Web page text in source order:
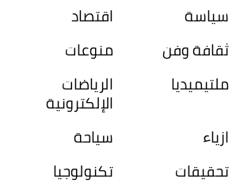
سياسة
اقتصاد
ثقافة وفن
منوعات
ملتيميديا الرياضات
الإلكترونية
ازياء
سياحة
تحقيقات
تكنولوجيا